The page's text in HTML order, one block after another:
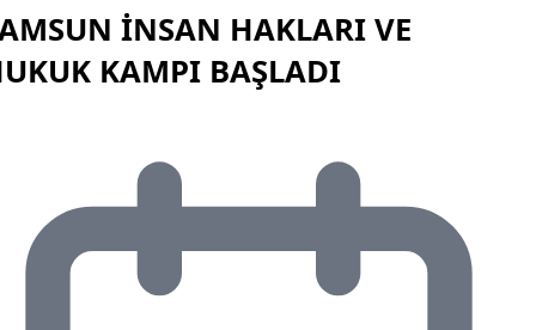
İNSAN HAKLARI VE
KAMPI BAŞLADI